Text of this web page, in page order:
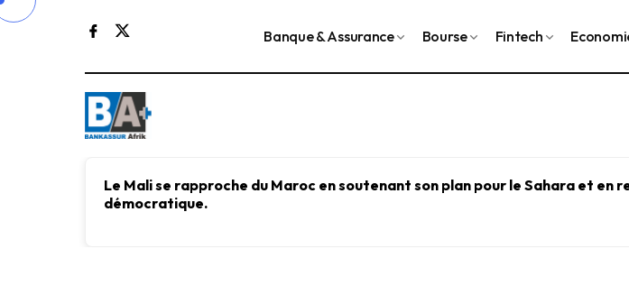
Banque & Assurance Bourse Fintech
Le Mali se rapproche du Maroc en soutenant son plan pour le Sahara et
démocratique.